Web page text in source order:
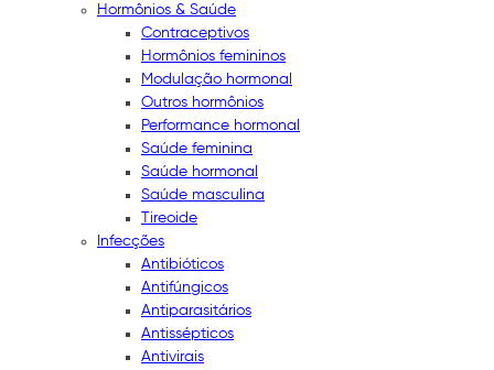
Hormônios & Saúde
Contraceptivos
Hormônios femininos
Modulação hormonal
Outros hormônios
Performance hormonal
Saúde feminina
Saúde hormonal
Saúde masculina
Tireoide
Infecções
Antibióticos
Antifúngicos
Antiparasitários
Antissépticos
Antivirais